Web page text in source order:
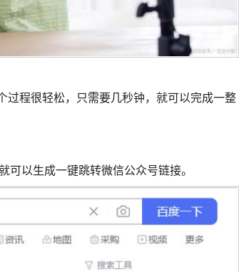
过程很轻松，只需要几秒钟，就可以完成一整
可以生成一键跳转微信公众号链接。